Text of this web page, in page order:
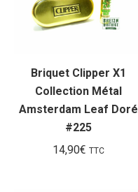
Briquet Clipper X1
Collection Métal
Amsterdam Leaf Doré
#225
14,90€ TTC